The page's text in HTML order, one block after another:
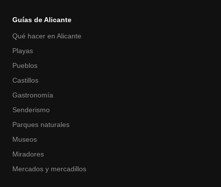
Guías de Alicante
Qué hacer en Alicante
Playas
Pueblos
Castillos
Gastronomía
Senderismo
Parques naturales
Museos
Miradores
Mercados y mercadillos